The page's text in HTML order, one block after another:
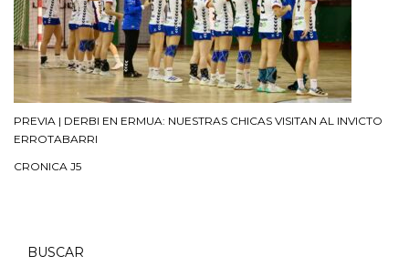
PREVIA | DERBI EN ERMUA: NUESTRAS CHICAS VISITAN AL INVICTO
ERROTABARRI
CRONICA J5
BUSCAR